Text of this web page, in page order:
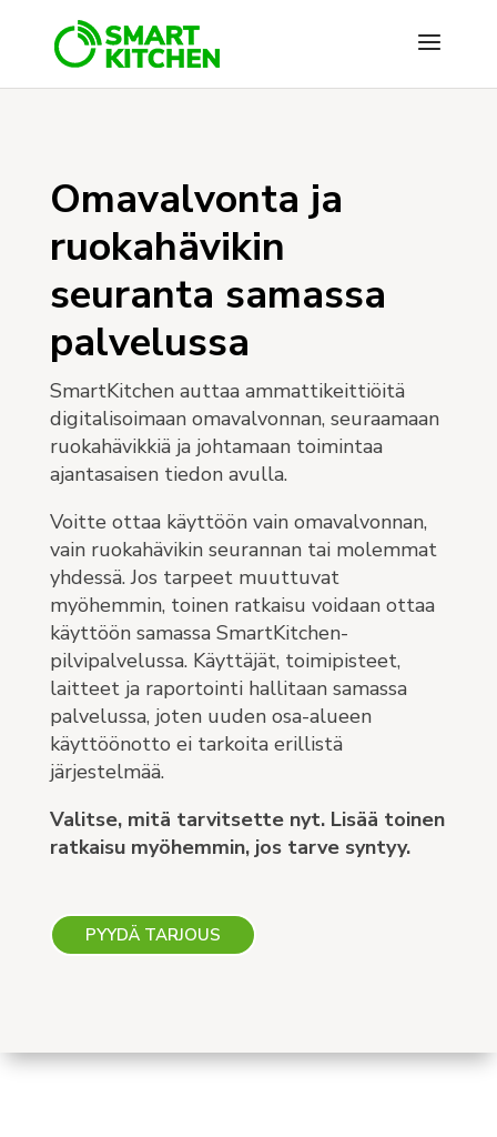
Omavalvonta ja
ruokahävikin
seuranta samassa
palvelussa
SmartKitchen auttaa ammattikeittiöitä
digitalisoimaan omavalvonnan, seuraamaan
ruokahävikkiä ja johtamaan toimintaa
ajantasaisen tiedon avulla.
Voitte ottaa käyttöön vain omavalvonnan,
vain ruokahävikin seurannan tai molemmat
yhdessä. Jos tarpeet muuttuvat
myöhemmin, toinen ratkaisu voidaan ottaa
käyttöön samassa SmartKitchen-
pilvipalvelussa. Käyttäjät, toimipisteet,
laitteet ja raportointi hallitaan samassa
palvelussa, joten uuden osa-alueen
käyttöönotto ei tarkoita erillistä
järjestelmää.
Valitse, mitä tarvitsette nyt. Lisää toinen
ratkaisu myöhemmin, jos tarve syntyy.
PYYDÄ TARJOUS